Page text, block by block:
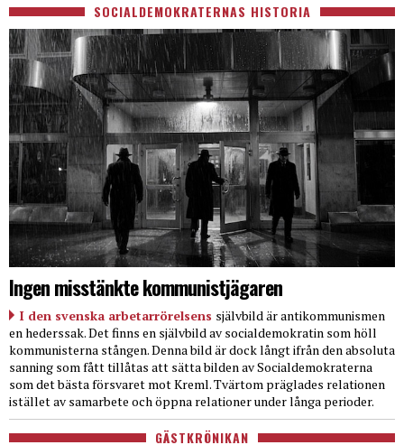
SOCIALDEMOKRATERNAS HISTORIA
Ingen misstänkte kommunistjägaren
I den svenska arbetarrörelsens självbild är antikommunismen
en hederssak. Det finns en självbild av socialdemokratin som höll
kommunisterna stången. Denna bild är dock långt ifrån den absoluta
sanning som fått tillåtas att sätta bilden av Socialdemokraterna
som det bästa försvaret mot Kreml. Tvärtom präglades relationen
istället av samarbete och öppna relationer under långa perioder.
GÄSTKRÖNIKAN